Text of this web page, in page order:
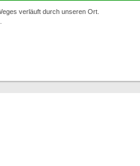
verläuft durch unseren Ort.